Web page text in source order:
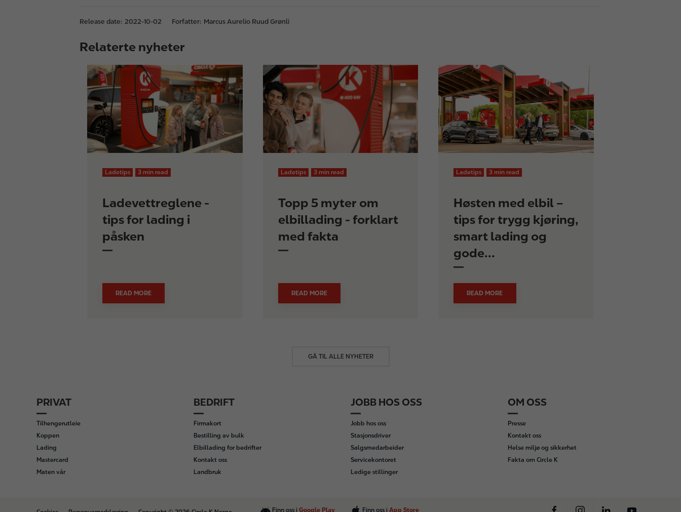
Release date: 2022-10-02 Forfatter: Marcus Aurelio Ruud Grønli
Relaterte nyheter
Ladetips 3 min read
Ladevettreglene -
tips for lading i
påsken
READ MORE
Ladetips 3 min read
Topp 5 myter om
elbillading - forklart
med fakta
READ MORE
Ladetips 3 min read
Høsten med elbil –
tips for trygg kjøring,
smart lading og
gode…
READ MORE
GÅ TIL ALLE NYHETER
F
o
o
t
e
r
PRIVAT
Tilhengerutleie
Koppen
Lading
Mastercard
Maten vår
BEDRIFT
Firmakort
Bestilling av bulk
Elbillading for bedrifter
Kontakt oss
Landbruk
JOBB HOS OSS
Jobb hos oss
Stasjonsdriver
Salgsmedarbeider
Servicekontoret
Ledige stillinger
OM OSS
Presse
Kontakt oss
Helse miljø og sikkerhet
Fakta om Circle K
Finn oss i Google Play Finn oss i App Store